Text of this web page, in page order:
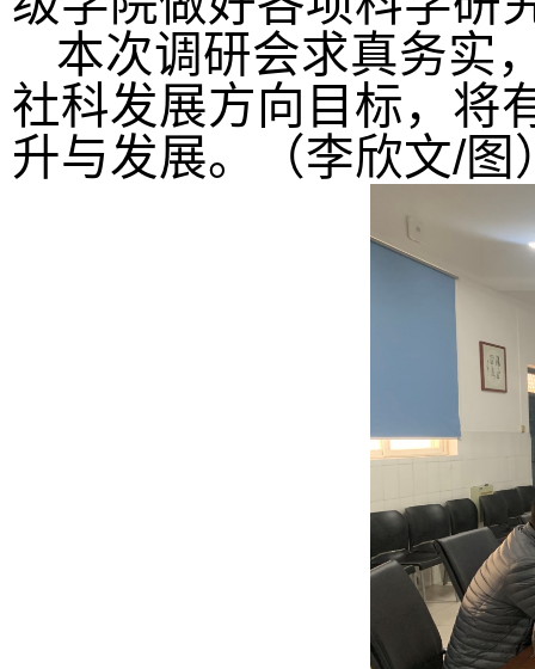
本次调研会求真务实
社科发展方向目标，将
升与发展。（李欣文/图